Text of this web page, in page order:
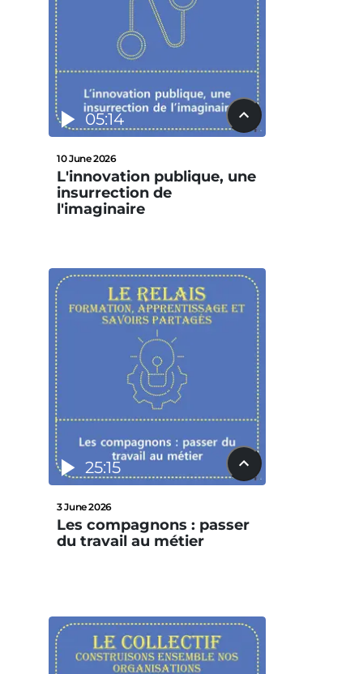
05:14
10 June 2026
L'innovation publique, une
insurrection de
l'imaginaire
25:15
3 June 2026
Les compagnons : passer
du travail au métier